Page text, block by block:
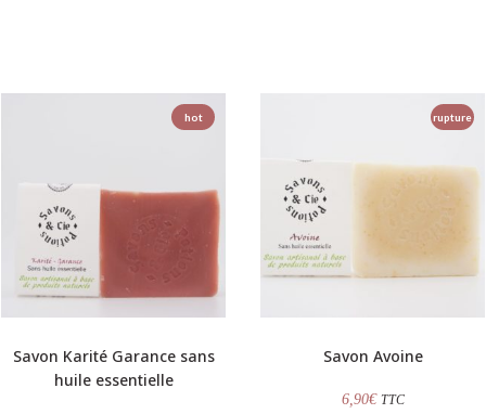
hot
Savon Karité Garance sans
huile essentielle
rupture
Savon Avoine
6,90€ TTC